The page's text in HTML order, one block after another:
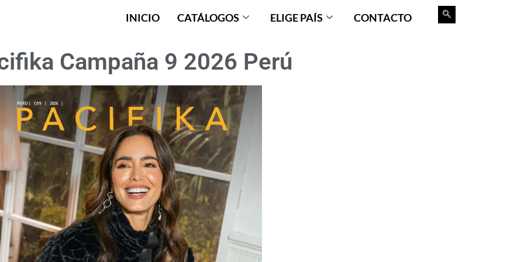
INICIO CATÁLOGOS ELIGE PAÍS CONTACTO
Campaña 9 2026 Perú